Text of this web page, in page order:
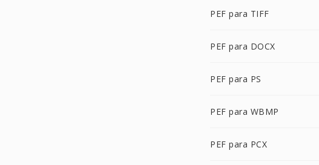
PEF para TIFF
PEF para DOCX
PEF para PS
PEF para WBMP
PEF para PCX